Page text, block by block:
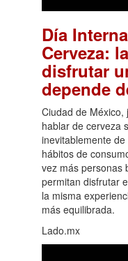
Día
Cerveza:
disfrutar
depende
Ciudad de
hablar de cerveza
inevitablemente
hábitos de
vez más personas
permitan disfrutar
la misma
más equilibrada.
Lado.mx